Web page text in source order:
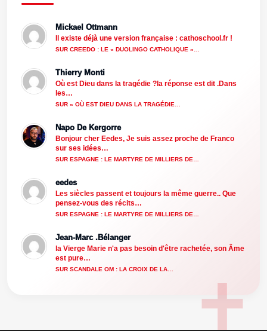
Mickael Ottmann
Il existe déjà une version française : cathoschool.fr !
SUR CREEDO : LE « DUOLINGO CATHOLIQUE »…
Thierry Monti
Où est Dieu dans la tragédie ?la réponse est dit .Dans
les…
SUR « OÙ EST DIEU DANS LA TRAGÉDIE…
Napo De Kergorre
Bonjour cher Eedes, Je suis assez proche de Franco
sur ses idées…
SUR ESPAGNE : LE MARTYRE DE MILLIERS DE…
eedes
Les siècles passent et toujours la même guerre.. Que
pensez-vous des récits…
SUR ESPAGNE : LE MARTYRE DE MILLIERS DE…
Jean-Marc .Bélanger
la Vierge Marie n'a pas besoin d'être rachetée, son Âme
est pure…
SUR SCANDALE OM : LA CROIX DE LA…